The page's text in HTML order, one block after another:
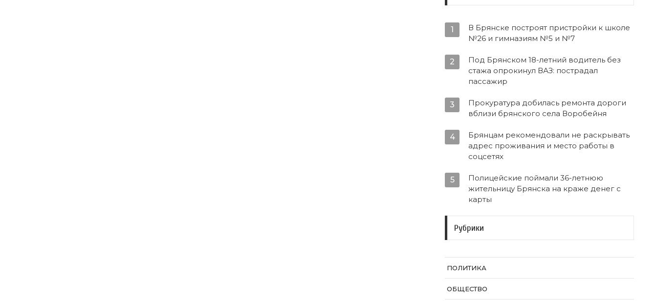
1
В Брянске построят пристройки к школе
№26 и гимназиям №5 и №7
2
Под Брянском 18-летний водитель без
стажа опрокинул ВАЗ: пострадал
пассажир
3
Прокуратура добилась ремонта дороги
вблизи брянского села Воробейня
4
Брянцам рекомендовали не раскрывать
адрес проживания и место работы в
соцсетях
5
Полицейские поймали 36-летнюю
жительницу Брянска на краже денег с
карты
Рубрики
ПОЛИТИКА
ОБЩЕСТВО